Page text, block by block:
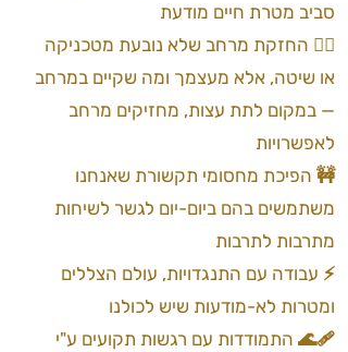
סביב מטרת חיים מודעת
🙅‍♂️ החזקת מרחב שלא נובעת מטכניקה
או שיטה, אלא מעצמך ומה שקיים במרחב
— במקום לתת עצות, מחזיקים מרחב
לאפשרויות
🚧 הפיכת מחסומי תקשורת שאנחנו
משתמשים בהם ביום-יום לגשר לשיחות
מתרבות לתרבות
⚡️ עבודה עם התנגדויות, עולם הצללים
ומטרות לא-מודעות שיש לכולנו
🩹🌊 התמודדות עם רגשות תקועים ע"י